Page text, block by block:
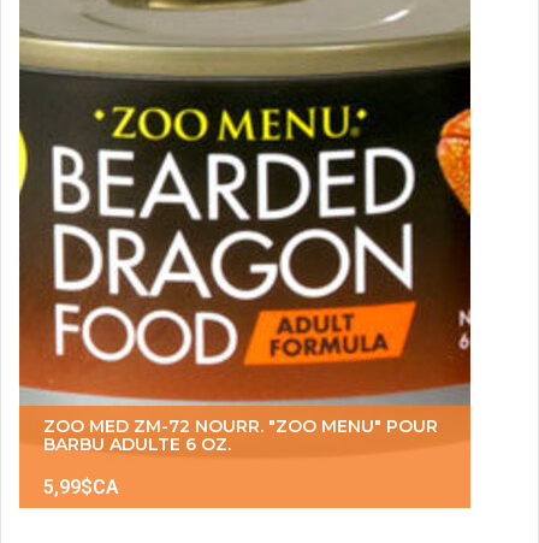
ZOO MED ZM-72 NOURR. "ZOO MENU" POUR
BARBU ADULTE 6 OZ.
5,99$CA